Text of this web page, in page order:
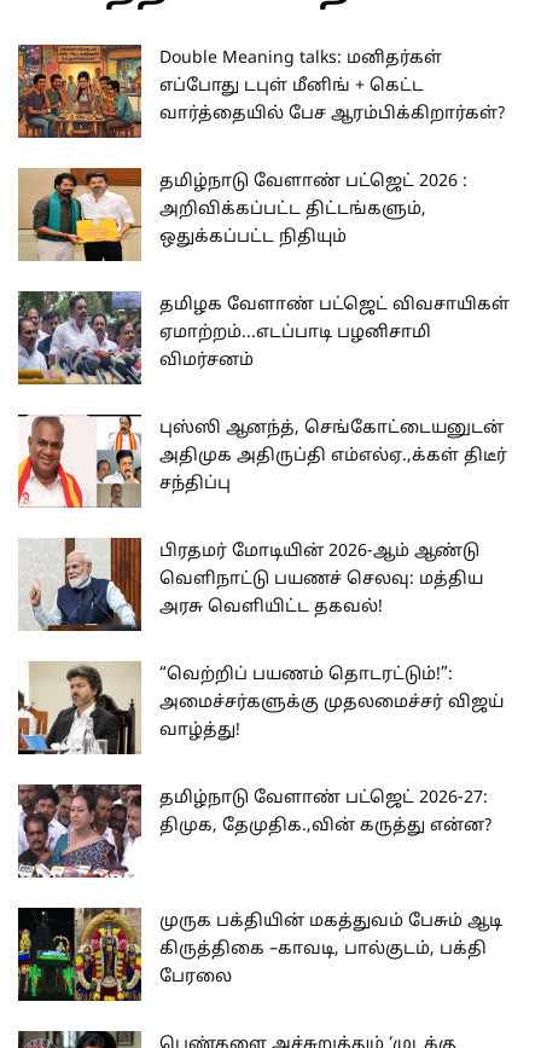
Double Meaning talks: மனிதர்கள்
எப்போது டபுள் மீனிங் + கெட்ட
வார்த்தையில் பேச ஆரம்பிக்கிறார்கள்?
தமிழ்நாடு வேளாண் பட்ஜெட் 2026 :
அறிவிக்கப்பட்ட திட்டங்களும்,
ஒதுக்கப்பட்ட நிதியும்
தமிழக வேளாண் பட்ஜெட் விவசாயிகள்
ஏமாற்றம்...எடப்பாடி பழனிசாமி
விமர்சனம்
புஸ்ஸி ஆனந்த், செங்கோட்டையனுடன்
அதிமுக அதிருப்தி எம்எல்ஏ.,க்கள் திடீர்
சந்திப்பு
பிரதமர் மோடியின் 2026-ஆம் ஆண்டு
வெளிநாட்டு பயணச் செலவு: மத்திய
அரசு வெளியிட்ட தகவல்!
“வெற்றிப் பயணம் தொடரட்டும்!”:
அமைச்சர்களுக்கு முதலமைச்சர் விஜய்
வாழ்த்து!
தமிழ்நாடு வேளாண் பட்ஜெட் 2026-27:
திமுக, தேமுதிக.,வின் கருத்து என்ன?
முருக பக்தியின் மகத்துவம் பேசும் ஆடி
கிருத்திகை –காவடி, பால்குடம், பக்தி
பேரலை